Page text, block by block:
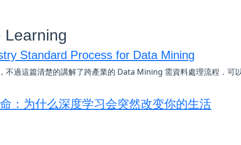
Learning
Standard Process for Data Mining
不過這篇清楚的講解了跨產業的 Data Mining 需資料處理流程．可
：为什么深度学习会突然改变你的生活